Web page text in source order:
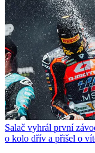
Salač vyhrál první
o kolo dřív a přišel o